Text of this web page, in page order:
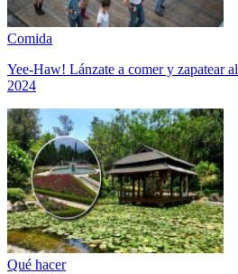
Comida
Yee-Haw! Lánzate a comer y zapatear al
2024
Qué hacer